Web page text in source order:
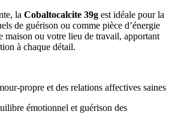
la Cobaltocalcite 39g est idéale pour la
de guérison ou comme pièce d’énergie
maison ou votre lieu de travail, apportant
à chaque détail.
propre et des relations affectives saines
émotionnel et guérison des